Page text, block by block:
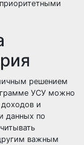
решением
УСУ можно
и
данных по
важным